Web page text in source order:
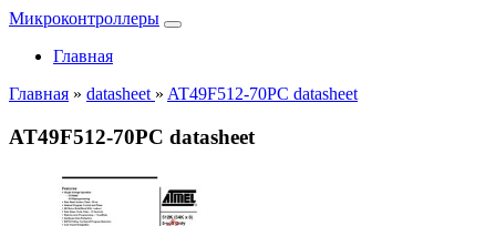
Микроконтроллеры
Главная
Главная » datasheet » AT49F512-70PC datasheet
AT49F512-70PC datasheet